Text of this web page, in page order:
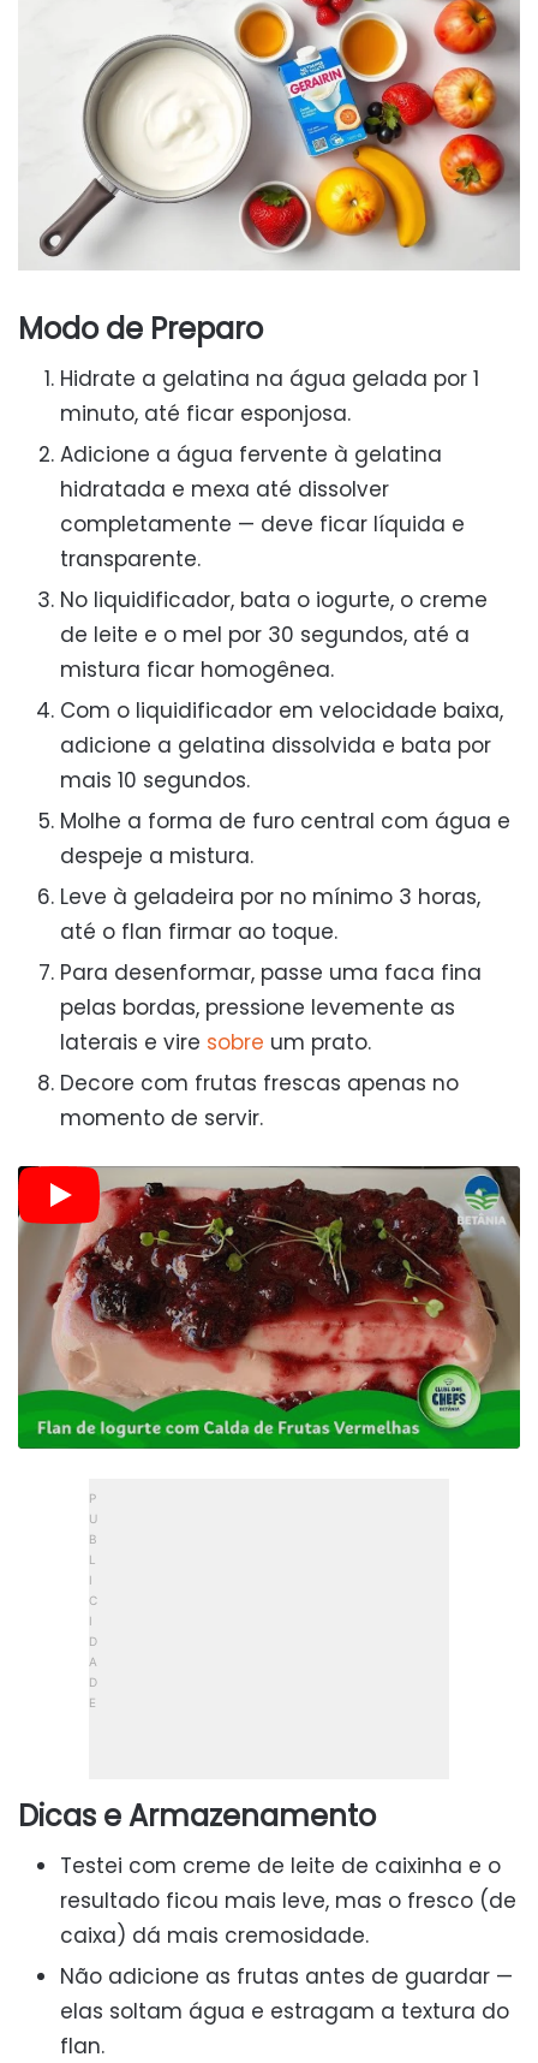
Modo de Preparo
Hidrate a gelatina na água gelada por 1
minuto, até ficar esponjosa.
Adicione a água fervente à gelatina
hidratada e mexa até dissolver
completamente — deve ficar líquida e
transparente.
No liquidificador, bata o iogurte, o creme
de leite e o mel por 30 segundos, até a
mistura ficar homogênea.
Com o liquidificador em velocidade baixa,
adicione a gelatina dissolvida e bata por
mais 10 segundos.
Molhe a forma de furo central com água e
despeje a mistura.
Leve à geladeira por no mínimo 3 horas,
até o flan firmar ao toque.
Para desenformar, passe uma faca fina
pelas bordas, pressione levemente as
laterais e vire sobre um prato.
Decore com frutas frescas apenas no
momento de servir.
Dicas e Armazenamento
Testei com creme de leite de caixinha e o
resultado ficou mais leve, mas o fresco (de
caixa) dá mais cremosidade.
Não adicione as frutas antes de guardar —
elas soltam água e estragam a textura do
flan.